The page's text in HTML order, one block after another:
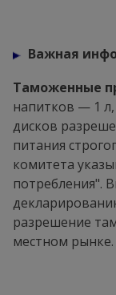
Важная
Таможенные
напитков — 1
дисков
питания
комитета
потребления".
разрешение
местном рынке.